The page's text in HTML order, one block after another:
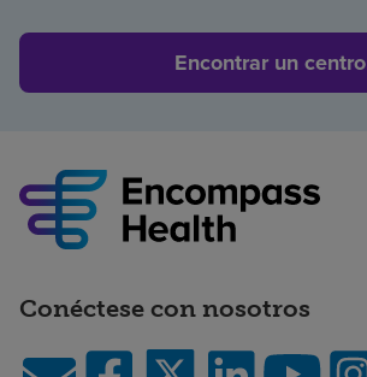
Encontrar un centro
Conéctese con nosotros